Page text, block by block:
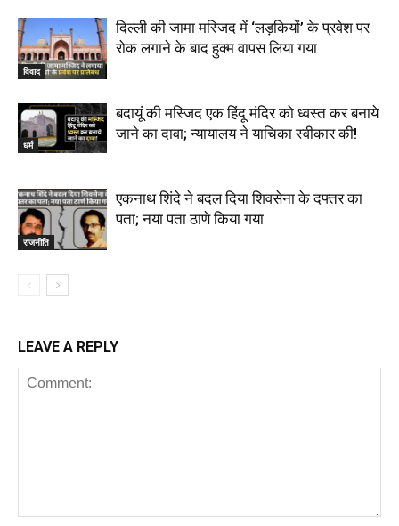
विवाद
दिल्ली की जामा मस्जिद में ‘लड़कियों’ के प्रवेश पर
रोक लगाने के बाद हुक्म वापस लिया गया
धर्म
बदायूं की मस्जिद एक हिंदू मंदिर को ध्वस्त कर बनाये
जाने का दावा; न्यायालय ने याचिका स्वीकार की!
राजनीति
एकनाथ शिंदे ने बदल दिया शिवसेना के दफ्तर का
पता; नया पता ठाणे किया गया
LEAVE A REPLY